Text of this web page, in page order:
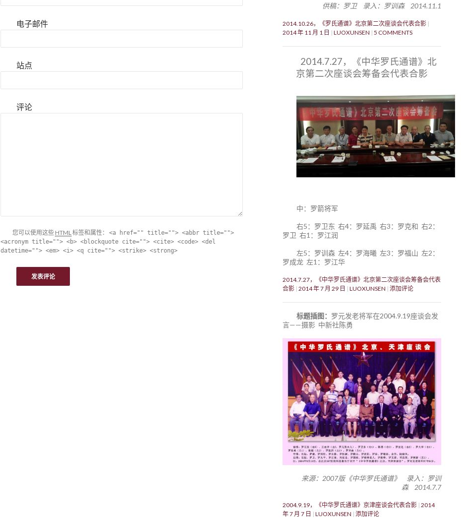
电子邮件
站点
评论
您可以使用这些 HTML标签和属性： <a href="" title=""> <abbr title="">
<acronym title=""> <b> <blockquote cite=""> <cite> <code> <del
datetime=""> <em> <i> <q cite=""> <strike> <strong>
供稿：罗卫 录入：罗训森 2014.11.1
2014.10.26，《罗氏通谱》北京第二次座谈会代表合影
2014 年 11 月 1 日
LUOXUNSEN 5 COMMENTS
2014.7.27，《中华罗氏通谱》北
京第二次座谈会筹备会代表合影
中：罗箭将军
右5：罗卫东 右4：罗延禹 右3：罗克和 右2：
罗卫 右1：罗江润
左5：罗训森 左4：罗海曦 左3：罗福山 左2：
罗成龙 左1：罗江华
2014.7.27，《中华罗氏通谱》北京第二次座谈会筹备会代表
合影 2014 年 7 月 29 日 LUOXUNSEN 添加评论
标题插图： 罗元发老将军在2004.9.19座谈会发
言——摄影 中新社陈勇
来源：2007版《中华罗氏通谱》 录入：罗训
森 2014.7.7
2004.9.19，《中华罗氏通谱》京津座谈会代表合影 2014
年 7 月 7 日
LUOXUNSEN 添加评论